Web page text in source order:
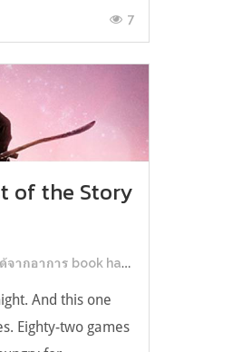
7
of the Story
หลังอ่านสารพัน MM Romance
And this one
Eighty-two games